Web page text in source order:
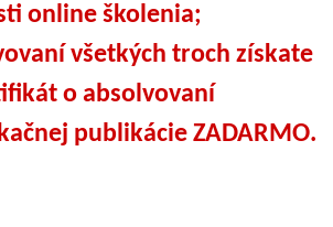
online školenia;
všetkých troch získate
o absolvovaní
publikácie ZADARMO.